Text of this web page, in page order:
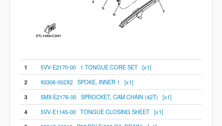
1
5VV-E2170-00 1 TONGUE CORE SET [x1]
2
93306-002X2 SPOKE, INNER 1 [x1]
3
5MX-E2176-00 SPROCKET, CAM CHAIN (42T) [x1]
4
5VV-E1145-00 TONGUE CLOSING SHEET [x1]